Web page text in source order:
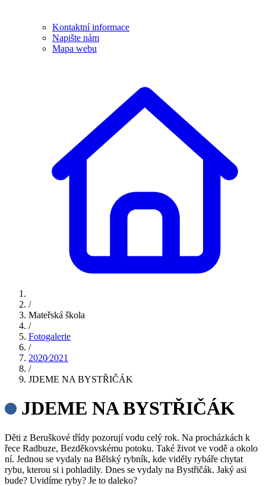
Kontaktní informace
Napište nám
Mapa webu
/
Mateřská škola
/
Fotogalerie
/
2020⁄2021
/
JDEME NA BYSTŘIČÁK
JDEME NA BYSTŘIČÁK
Děti z Beruškové třídy pozorují vodu celý rok. Na procházkách k
řece Radbuze, Bezděkovskému potoku. Také život ve vodě a okolo
ní. Jednou se vydaly na Bělský rybník, kde viděly rybáře chytat
rybu, kterou si i pohladily. Dnes se vydaly na Bystřičák. Jaký asi
bude? Uvidíme ryby? Je to daleko?